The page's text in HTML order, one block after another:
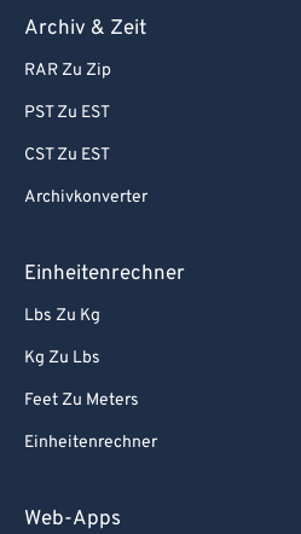
Archiv & Zeit
RAR Zu Zip
PST Zu EST
CST Zu EST
Archivkonverter
Einheitenrechner
Lbs Zu Kg
Kg Zu Lbs
Feet Zu Meters
Einheitenrechner
Web-Apps